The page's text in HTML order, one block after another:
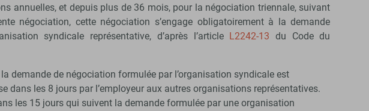
annuelles, et depuis plus de 36 mois, pour la négociation triennale, suivant
négociation, cette négociation s’engage obligatoirement à la demande
syndicale représentative, d’après l’article L2242-13 du Code du
la demande de négociation formulée par l’organisation syndicale est
dans les 8 jours par l’employeur aux autres organisations représentatives.
les 15 jours qui suivent la demande formulée par une organisation